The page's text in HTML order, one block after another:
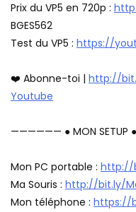
Prix du VP5 en 720p :
BGES562
Test du VP5 : https://
❤️ Abonne-toi | http://
Youtube
—————— ● MON
Mon PC portable : http://
Ma Souris : http://bit.ly/
Mon téléphone : https://